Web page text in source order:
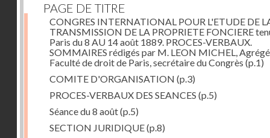
PAGE DE TITRE
CONGRES INTERNATIONAL POUR L'ETUDE DE
TRANSMISSION DE LA PROPRIETE FONCIERE
Paris du 8 AU 14 août 1889. PROCES-VERBAUX.
SOMMAIRES rédigés par M. LEON MICHEL,
Faculté de droit de Paris, secrétaire du Congrès (p.1)
COMITE D'ORGANISATION (p.3)
PROCES-VERBAUX DES SEANCES (p.5)
Séance du 8 août(p.5)
SECTION JURIDIQUE(p.8)